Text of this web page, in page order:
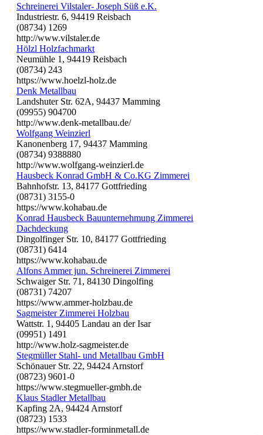
Schreinerei Vilstaler- Joseph Süß e.K.
Industriestr. 6, 94419 Reisbach
(08734) 1269
http://www.vilstaler.de
Hölzl Holzfachmarkt
Neumühle 1, 94419 Reisbach
(08734) 243
https://www.hoelzl-holz.de
Denk Metallbau
Landshuter Str. 62A, 94437 Mamming
(09955) 904700
http://www.denk-metallbau.de/
Wolfgang Weinzierl
Kanonenberg 17, 94437 Mamming
(08734) 9388880
http://www.wolfgang-weinzierl.de
Hausbeck Konrad GmbH & Co.KG Zimmerei
Bahnhofstr. 13, 84177 Gottfrieding
(08731) 3155-0
https://www.kohabau.de
Konrad Hausbeck Bauunternehmung Zimmerei
Dachdeckung
Dingolfinger Str. 10, 84177 Gottfrieding
(08731) 6414
https://www.kohabau.de
Alfons Ammer jun. Schreinerei Zimmerei
Schwaiger Str. 71, 84130 Dingolfing
(08731) 74207
https://www.ammer-holzbau.de
Sagmeister Zimmerei Holzbau
Wattstr. 1, 94405 Landau an der Isar
(09951) 1491
http://www.holz-sagmeister.de
Stegmüller Stahl- und Metallbau GmbH
Schönauer Str. 22, 94424 Arnstorf
(08723) 9601-0
https://www.stegmueller-gmbh.de
Klaus Stadler Metallbau
Kapfing 2A, 94424 Arnstorf
(08723) 1533
https://www.stadler-forminmetall.de